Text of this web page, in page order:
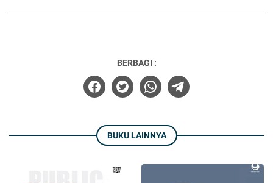
BERBAGI :
BUKU LAINNYA